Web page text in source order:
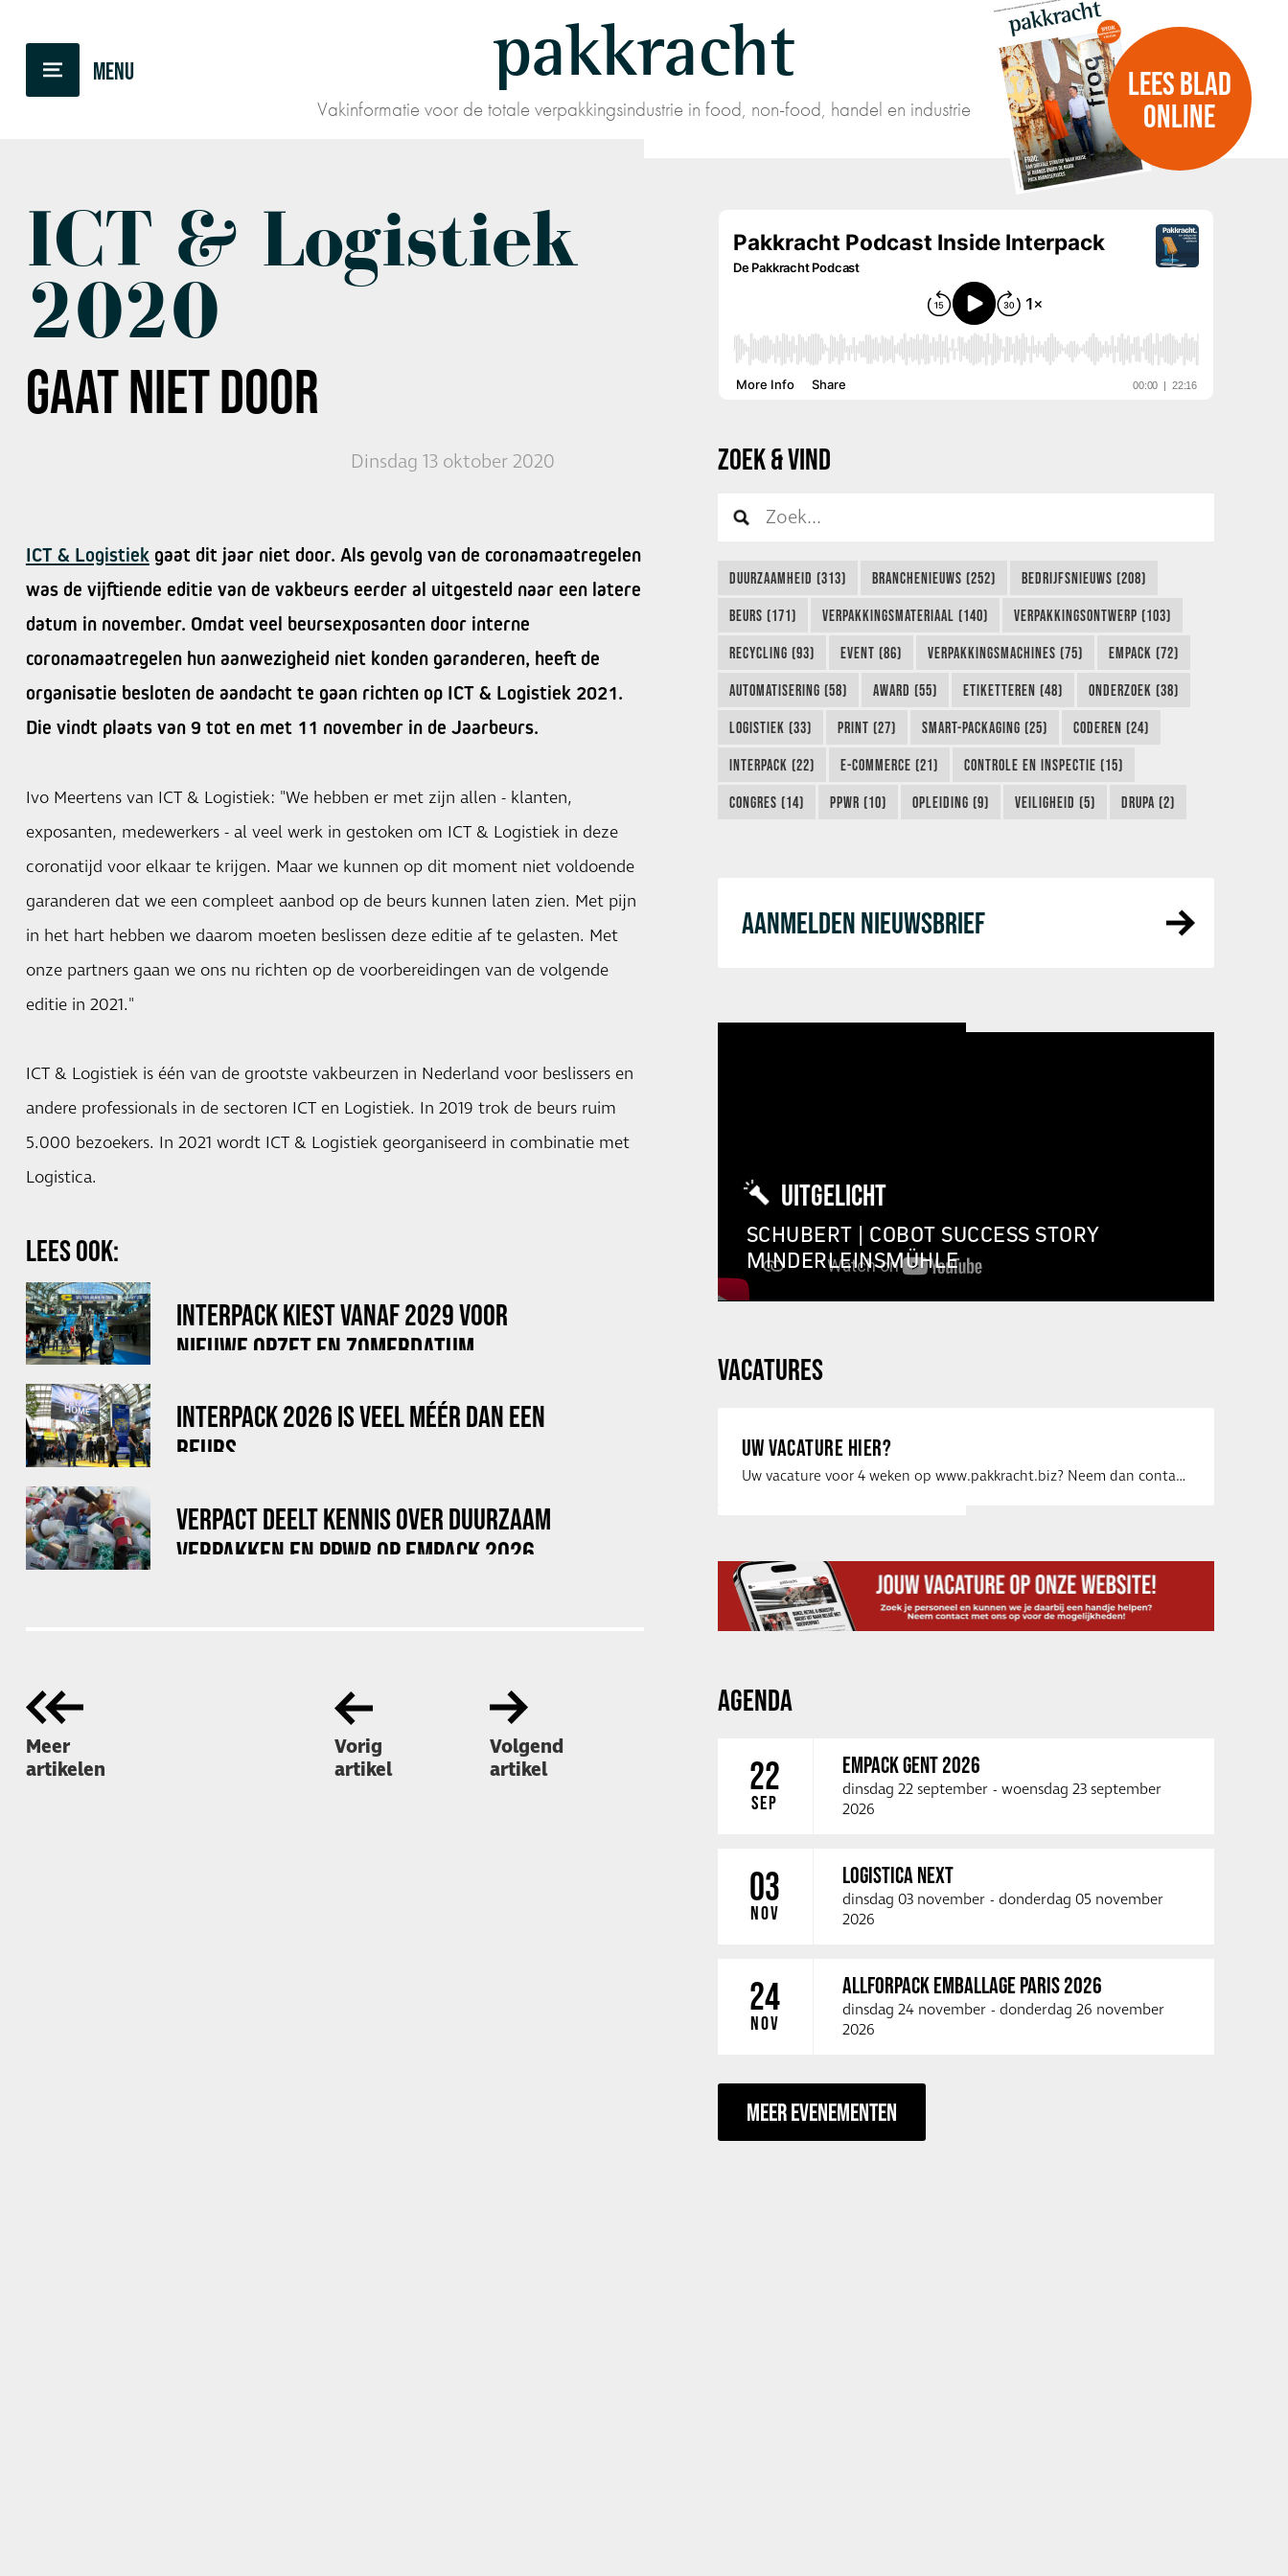
pakkracht
Vakinformatie voor de totale verpakkingsindustrie in food, non-food, handel en industrie
LEES BLAD
ONLINE
ICT & Logistiek
2020
GAAT NIET DOOR
Dinsdag 13 oktober 2020
ICT & Logistiek gaat dit jaar niet door. Als gevolg van de coronamaatregelen
was de vijftiende editie van de vakbeurs eerder al uitgesteld naar een latere
datum in november. Omdat veel beursexposanten door interne
coronamaatregelen hun aanwezigheid niet konden garanderen, heeft de
organisatie besloten de aandacht te gaan richten op ICT & Logistiek 2021.
Die vindt plaats van 9 tot en met 11 november in de Jaarbeurs.
Ivo Meertens van ICT & Logistiek: "We hebben er met zijn allen - klanten,
exposanten, medewerkers - al veel werk in gestoken om ICT & Logistiek in deze
coronatijd voor elkaar te krijgen. Maar we kunnen op dit moment niet voldoende
garanderen dat we een compleet aanbod op de beurs kunnen laten zien. Met pijn
in het hart hebben we daarom moeten beslissen deze editie af te gelasten. Met
onze partners gaan we ons nu richten op de voorbereidingen van de volgende
editie in 2021."
ICT & Logistiek is één van de grootste vakbeurzen in Nederland voor beslissers en
andere professionals in de sectoren ICT en Logistiek. In 2019 trok de beurs ruim
5.000 bezoekers. In 2021 wordt ICT & Logistiek georganiseerd in combinatie met
Logistica.
LEES OOK:
INTERPACK KIEST VANAF 2029 VOOR
NIEUWE OPZET EN ZOMERDATUM
INTERPACK 2026 IS VEEL MÉÉR DAN EEN
BEURS
VERPACT DEELT KENNIS OVER DUURZAAM
VERPAKKEN EN PPWR OP EMPACK 2026
Meer
artikelen
Vorig
artikel
Volgend
artikel
ZOEK & VIND
DUURZAAMHEID (313) BRANCHENIEUWS (252) BEDRIJFSNIEUWS (208)
BEURS (171) VERPAKKINGSMATERIAAL (140) VERPAKKINGSONTWERP (103)
RECYCLING (93) EVENT (86) VERPAKKINGSMACHINES (75) EMPACK (72)
AUTOMATISERING (58) AWARD (55) ETIKETTEREN (48) ONDERZOEK (38)
LOGISTIEK (33) PRINT (27) SMART-PACKAGING (25) CODEREN (24)
INTERPACK (22) E-COMMERCE (21) CONTROLE EN INSPECTIE (15)
CONGRES (14) PPWR (10) OPLEIDING (9) VEILIGHEID (5) DRUPA (2)
AANMELDEN NIEUWSBRIEF
UITGELICHT
SCHUBERT | COBOT SUCCESS STORY
MINDERLEINSMÜHLE
VACATURES
UW VACATURE HIER?
Uw vacature voor 4 weken op www.pakkracht.biz? Neem dan contact op met Yannick van …
AGENDA
22
SEP
EMPACK GENT 2026
dinsdag 22 september - woensdag 23 september
2026
03
NOV
LOGISTICA NEXT
dinsdag 03 november - donderdag 05 november
2026
24
NOV
ALLFORPACK EMBALLAGE PARIS 2026
dinsdag 24 november - donderdag 26 november
2026
MEER EVENEMENTEN